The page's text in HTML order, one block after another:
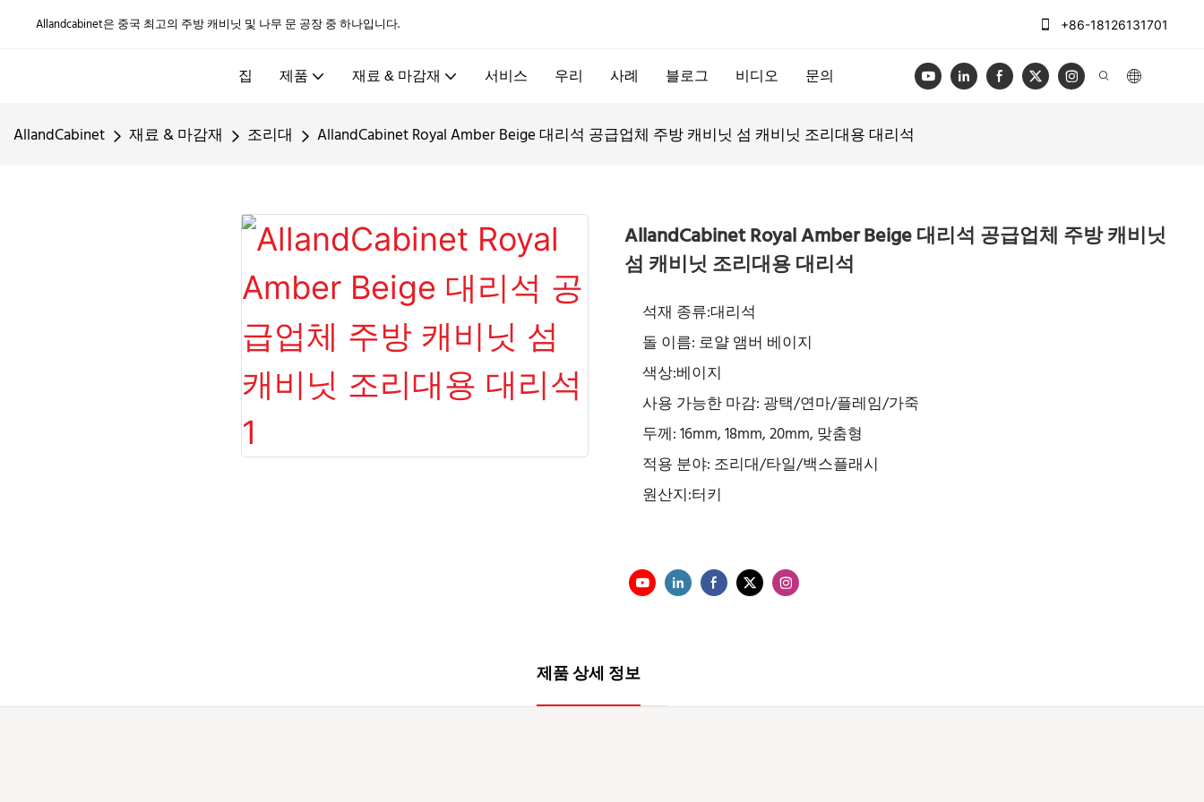
Allandcabinet은 중국 최고의 주방 캐비닛 및 나무 문 공장 중 하나입니다. +86-18126131701
집 제품 재료 & 마감재 서비스 우리 사례 블로그 비디오 문의
AllandCabinet 재료 & 마감재 조리대 AllandCabinet Royal Amber Beige 대리석 공급업체 주방 캐비닛 섬 캐비닛 조리대용 대리석
AllandCabinet Royal Amber Beige 대리석 공급업체 주방 캐비닛
섬 캐비닛 조리대용 대리석
석재 종류:대리석
돌 이름: 로얄 앰버 베이지
색상:베이지
사용 가능한 마감: 광택/연마/플레임/가죽
두께: 16mm, 18mm, 20mm, 맞춤형
적용 분야: 조리대/타일/백스플래시
원산지:터키
제품 상세 정보